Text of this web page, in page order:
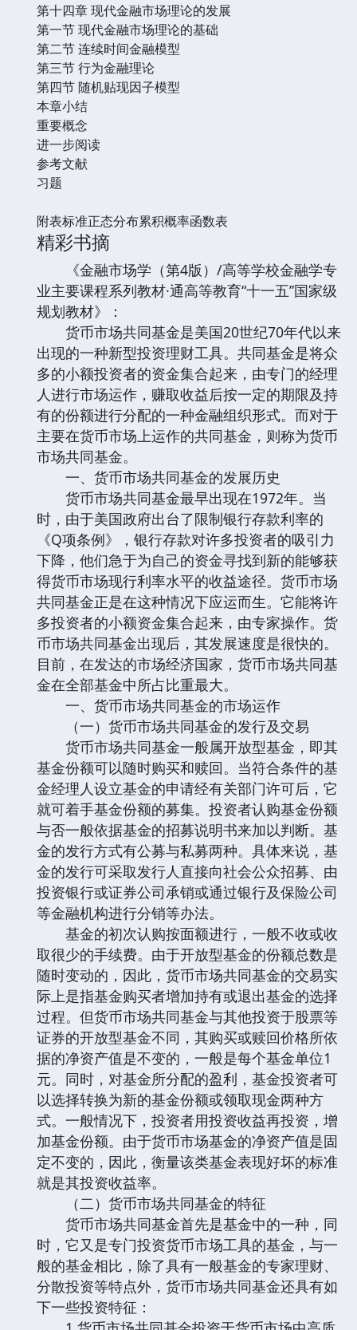
第十四章 现代金融市场理论的发展
第一节 现代金融市场理论的基础
第二节 连续时间金融模型
第三节 行为金融理论
第四节 随机贴现因子模型
本章小结
重要概念
进一步阅读
参考文献
习题
附表标准正态分布累积概率函数表
精彩书摘
《金融市场学（第4版）/高等学校金融学专
业主要课程系列教材·通高等教育“十一五”国家级
规划教材》：
货币市场共同基金是美国20世纪70年代以来
出现的一种新型投资理财工具。共同基金是将众
多的小额投资者的资金集合起来，由专门的经理
人进行市场运作，赚取收益后按一定的期限及持
有的份额进行分配的一种金融组织形式。而对于
主要在货币市场上运作的共同基金，则称为货币
市场共同基金。
一、货币市场共同基金的发展历史
货币市场共同基金最早出现在1972年。当
时，由于美国政府出台了限制银行存款利率的
《Q项条例》，银行存款对许多投资者的吸引力
下降，他们急于为自己的资金寻找到新的能够获
得货币市场现行利率水平的收益途径。货币市场
共同基金正是在这种情况下应运而生。它能将许
多投资者的小额资金集合起来，由专家操作。货
币市场共同基金出现后，其发展速度是很快的。
目前，在发达的市场经济国家，货币市场共同基
金在全部基金中所占比重最大。
一、货币市场共同基金的市场运作
（一）货币市场共同基金的发行及交易
货币市场共同基金一般属开放型基金，即其
基金份额可以随时购买和赎回。当符合条件的基
金经理人设立基金的申请经有关部门许可后，它
就可着手基金份额的募集。投资者认购基金份额
与否一般依据基金的招募说明书来加以判断。基
金的发行方式有公募与私募两种。具体来说，基
金的发行可采取发行人直接向社会公众招募、由
投资银行或证券公司承销或通过银行及保险公司
等金融机构进行分销等办法。
基金的初次认购按面额进行，一般不收或收
取很少的手续费。由于开放型基金的份额总数是
随时变动的，因此，货币市场共同基金的交易实
际上是指基金购买者增加持有或退出基金的选择
过程。但货币市场共同基金与其他投资于股票等
证券的开放型基金不同，其购买或赎回价格所依
据的净资产值是不变的，一般是每个基金单位1
元。同时，对基金所分配的盈利，基金投资者可
以选择转换为新的基金份额或领取现金两种方
式。一般情况下，投资者用投资收益再投资，增
加基金份额。由于货币市场基金的净资产值是固
定不变的，因此，衡量该类基金表现好坏的标准
就是其投资收益率。
（二）货币市场共同基金的特征
货币市场共同基金首先是基金中的一种，同
时，它又是专门投资货币市场工具的基金，与一
般的基金相比，除了具有一般基金的专家理财、
分散投资等特点外，货币市场共同基金还具有如
下一些投资特征：